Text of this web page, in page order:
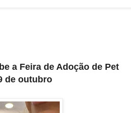
a Feira de Adoção de Pet
de outubro